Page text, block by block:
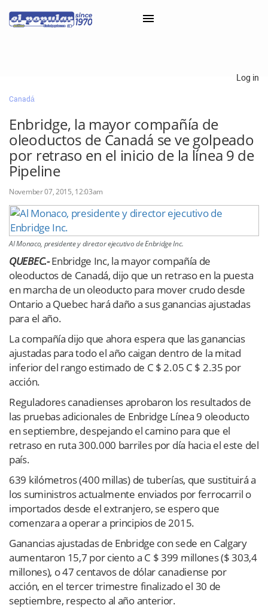
Classifieds
Categorías
Iniciar sesión con Clascal
×
Log in
Canadá
Enbridge, la mayor compañía de
oleoductos de Canadá se ve golpeado
por retraso en el inicio de la línea 9 de
Pipeline
November 07, 2015, 12:03am
Al Monaco, presidente y director ejecutivo de Enbridge Inc.
QUEBEC.-Enbridge Inc, la mayor compañía de
oleoductos de Canadá, dijo que un retraso en la puesta
en marcha de un oleoducto para mover crudo desde
Ontario a Quebec hará daño a sus ganancias ajustadas
para el año.
La compañía dijo que ahora espera que las ganancias
ajustadas para todo el año caigan dentro de la mitad
inferior del rango estimado de C $ 2.05 C $ 2.35 por
acción.
Reguladores canadienses aprobaron los resultados de
las pruebas adicionales de Enbridge Línea 9 oleoducto
en septiembre, despejando el camino para que el
retraso en ruta 300.000 barriles por día hacia el este del
país.
639 kilómetros (400 millas) de tuberías, que sustituirá a
los suministros actualmente enviados por ferrocarril o
importados desde el extranjero, se espero que
comenzara a operar a principios de 2015.
Ganancias ajustadas de Enbridge con sede en Calgary
aumentaron 15,7 por ciento a C $ 399 millones ($ 303,4
millones), o 47 centavos de dólar canadiense por
acción, en el tercer trimestre finalizado el 30 de
septiembre, respecto al año anterior.